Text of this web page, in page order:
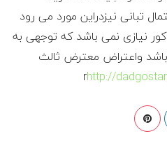
تبانی نیزدراین مورد می رود
نیازی نمی باشد که توجهی به
واعتراض معترض ثالث
http://